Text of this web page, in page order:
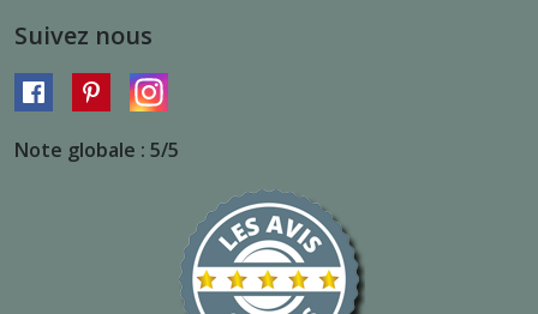
Suivez nous
Note globale : 5/5